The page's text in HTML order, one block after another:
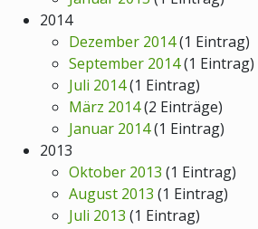
2014
Dezember 2014(1 Eintrag)
September 2014(1 Eintrag)
Juli 2014(1 Eintrag)
März 2014(2 Einträge)
Januar 2014(1 Eintrag)
2013
Oktober 2013 (1 Eintrag)
August 2013 (1 Eintrag)
Juli 2013 (1 Eintrag)